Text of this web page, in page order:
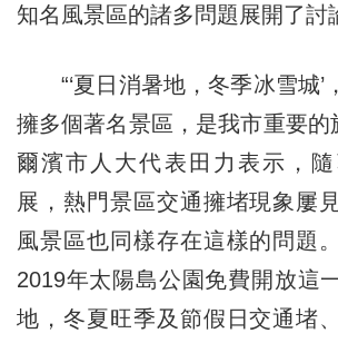
知名風景區的諸多問題展開了討
“‘夏日消暑地，冬季冰雪城’
擁多個著名景區，是我市重要的
爾濱市人大代表田力表示，
展，熱門景區交通擁堵現象屢
風景區也同樣存在這樣的問題
2019年太陽島公園免費開放這
地，冬夏旺季及節假日交通堵